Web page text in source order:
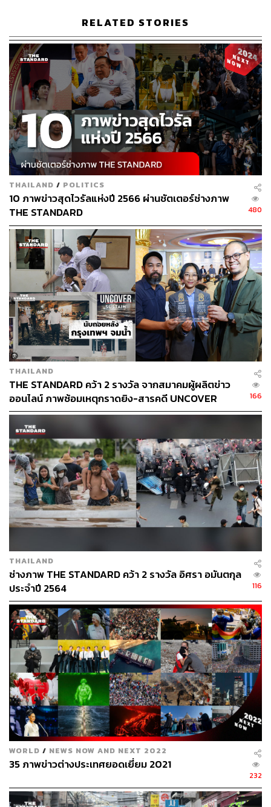
เปิดให้แสดงวิสัยทัศน์ในสภาเมื่อวันที่5มิถุนายน
โต้ง–สิริพงศ์ อังคสกุลเกียรติ ส ส.ศรีสะเกษ พรรคภูมิใจไทย
แสดงอาการเครียดและร้องไห้ หลังเป็นเพียงคนเดียวที่โหวต
งดออกเสียงในที่ประชุมร่วมรัฐสภา ไม่เลือกใครเป็นนายก
รัฐมนตรี ทั้งๆ ที่พรรคที่ตนเองสังกัดประกาศร่วมรัฐบาลกับ
พรรคพลังประชารัฐ และสนับสนุน พล.อ.ประยุทธ์ จันทร์
โอชา เป็นนายกรัฐมนตรี เมื่อวันที่ 5 มิถุนายน2562
ภาพ:ฐานิส สุดโต
บรรยากาศในห้องประชุมสภา ที่หอประชุมใหญ่ บริษัท ทีโอที
ระหว่างการประชุมร่วมรัฐสภา เพื่อพิจารณาให้ความเห็น
ชอบบุคคลซึ่งสมควรได้รับแต่งตั้งเป็นนายกรัฐมนตรี โดยที่
ประชุมจะให้เสนอชื่อผู้ที่จะรับการลงมติโหวตเลือกเป็นนายก
รัฐมนตรี ซึ่งบุคคลที่สามารถได้รับโหวตเลือกเป็นนายก
รัฐมนตรีต้องมาจากพรรคการเมืองที่มี ส.ส.ไม่น้อยกว่าร้อย
ละ5หรือ25ที่นั่งขึ้นไป ซึ่งการโหวตเลือกนายกรัฐมนตรีจาก
การประชุมรัฐสภาเป็นแบบเปิดเผย ขานชื่อทีละคน ทั้ง ส.ส.
500คน และ ส.ว. 250คน
ภาพ:โสรยา เขียวอ่อน
RELATED STORIES
THAILAND / POLITICS
10 ภาพข่าวสุดไวรัลแห่งปี 2566 ผ่านชัตเตอร์ช่างภาพ
THE STANDARD
480
THAILAND
THE STANDARD คว้า 2 รางวัล จากสมาคมผู้ผลิตข่าว
ออนไลน์ ภาพซ้อมเหตุกราดยิง-สารคดี UNCOVER
166
THAILAND
ช่างภาพ THE STANDARD คว้า 2 รางวัล อิศรา อมันตกุล
ประจำปี 2564
116
WORLD / NEWS NOW AND NEXT 2022
35 ภาพข่าวต่างประเทศยอดเยี่ยม 2021
232